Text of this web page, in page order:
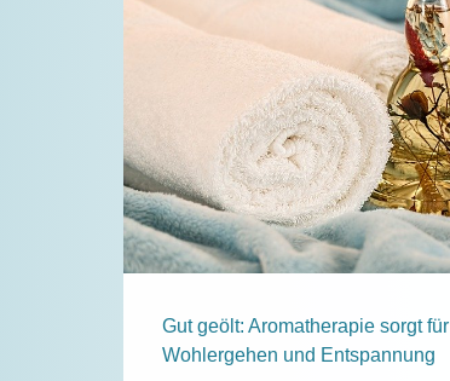
Gut geölt: Aromatherapie sorgt für
Wohlergehen und Entspannung